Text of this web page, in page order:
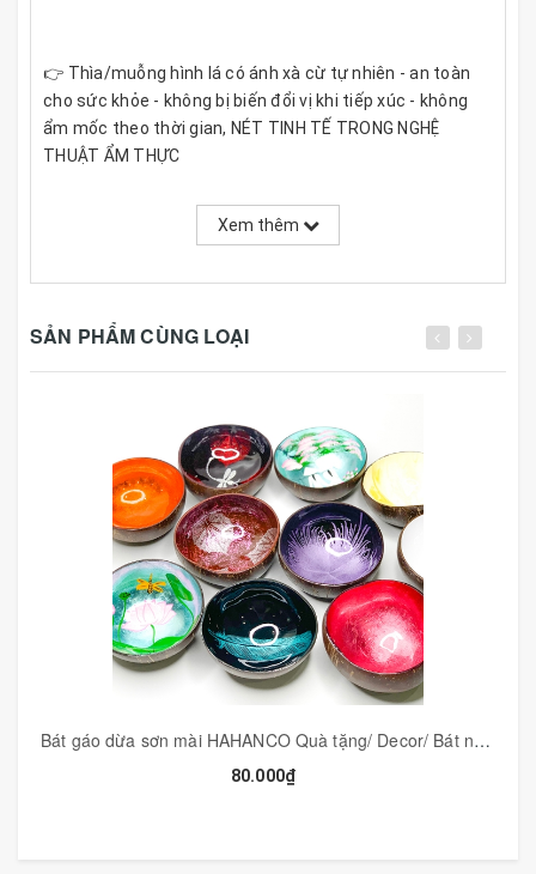
👉 Thìa/muỗng hình lá có ánh xà cừ tự nhiên - an toàn
cho sức khỏe - không bị biến đổi vị khi tiếp xúc - không
ẩm mốc theo thời gian, NÉT TINH TẾ TRONG NGHỆ
THUẬT ẨM THỰC
👉 Hãy mang 1 phong cách riêng cho phòng ăn , nhà
hàng , quán ăn , quán cafe của bạn.
👉 Nguyên liệu: từ vỏ trai được gia công dưới những bàn
tay khéo léo của các nghệ nhân làng nghề, tạo nên các
hình thù và đường nét độc đáo.
🤝 Mô tả:
👉 Mã Số: CTH738
- CTH738N: Màu vỏ xà cừ nâu tự nhiên (ngẫu nhiên)
👉 Kích thước: Dài 10cm
👉 Số lượng: 1 chiếc
👉 Màu sắc: Mỗi chiếc 1 màu (ngẫu nhiên)
✍️ Chú ý: Thìa vỏ xà cừ được sản xuất thủ công có độ
Xem thêm
SẢN PHẨM CÙNG LOẠI
Bát gáo dừa sơn mài HAHANCO Quà tặng/ Decor/ Bát ngâm tay cho tiệm Nail, Spa - CTH585
80.000₫